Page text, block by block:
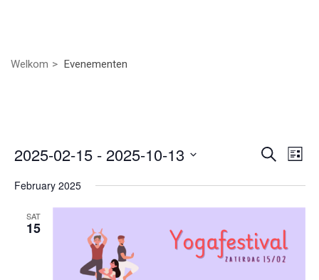
Welkom Evenementen
en
Zoeken
Lijst
2025-02-15 - 2025-10-13
een
February 2025
SAT
15